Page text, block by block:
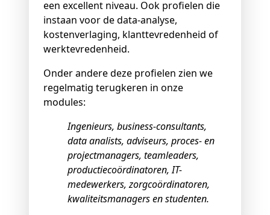
een excellent niveau. Ook profielen die
instaan voor de data-analyse,
kostenverlaging, klanttevredenheid of
werktevredenheid.
Onder andere deze profielen zien we
regelmatig terugkeren in onze
modules:
Ingenieurs, business-consultants,
data analists, adviseurs, proces- en
projectmanagers, teamleaders,
productiecoördinatoren, IT-
medewerkers, zorgcoördinatoren,
kwaliteitsmanagers en studenten.